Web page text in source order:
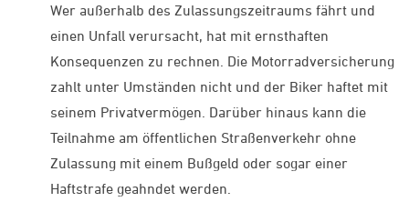
Wer außerhalb des Zulassungszeitraums fährt und
einen Unfall verursacht, hat mit ernsthaften
Konsequenzen zu rechnen. Die Motorradversicherung
zahlt unter Umständen nicht und der Biker haftet mit
seinem Privatvermögen. Darüber hinaus kann die
Teilnahme am öffentlichen Straßenverkehr ohne
Zulassung mit einem Bußgeld oder sogar einer
Haftstrafe geahndet werden.